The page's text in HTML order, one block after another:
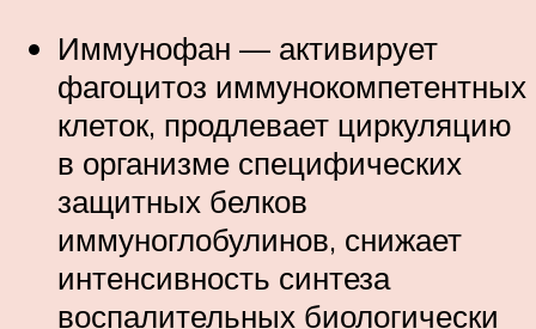
Иммунофан — активирует
фагоцитоз иммунокомпетентных
клеток, продлевает циркуляцию
в организме специфических
защитных белков
иммуноглобулинов, снижает
интенсивность синтеза
воспалительных биологически